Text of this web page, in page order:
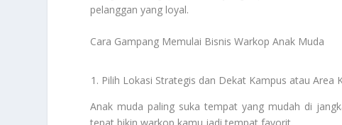
pelanggan yang loyal.
Cara Gampang Memulai Bisnis Warkop Anak Muda
Pilih Lokasi Strategis dan Dekat Kampus atau Area
Anak muda paling suka tempat yang mudah di